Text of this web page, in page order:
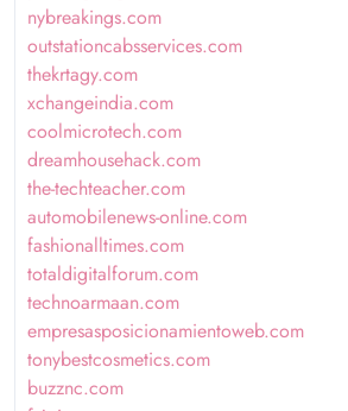
nybreakings.com
outstationcabsservices.com
thekrtagy.com
xchangeindia.com
coolmicrotech.com
dreamhousehack.com
the-techteacher.com
automobilenews-online.com
fashionalltimes.com
totaldigitalforum.com
technoarmaan.com
empresasposicionamientoweb.com
tonybestcosmetics.com
buzznc.com